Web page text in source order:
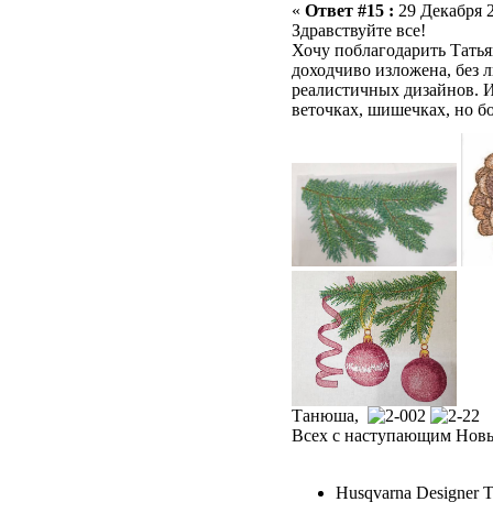
« Ответ #15 : 29 Декабря
Здравствуйте все!
Хочу поблагодарить
доходчиво изложена,
реалистичных дизайнов.
веточках, шишечках, но
Танюша,
Всех с наступающим
Husqvarna Designer